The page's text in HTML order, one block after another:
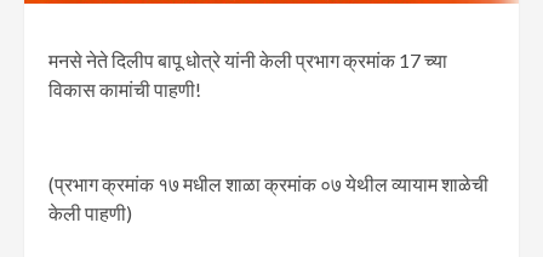
मनसे नेते दिलीप बापू धोत्रे यांनी केली प्रभाग क्रमांक 17 च्या
विकास कामांची पाहणी!
(प्रभाग क्रमांक १७ मधील शाळा क्रमांक ०७ येथील व्यायाम शाळेची
केली पाहणी)